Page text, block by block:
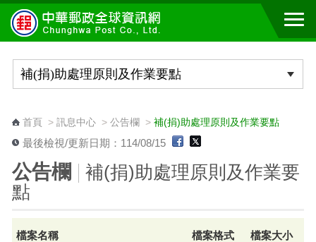
跳到主要內容區塊
首頁> 訊息中心> 公告欄 > 補(捐)助處理原則及作業要點
最後檢視/更新日期：114/08/15
公告欄
補(捐)助處理原則及作業要
點
檔案名稱 檔案格式 檔案大小